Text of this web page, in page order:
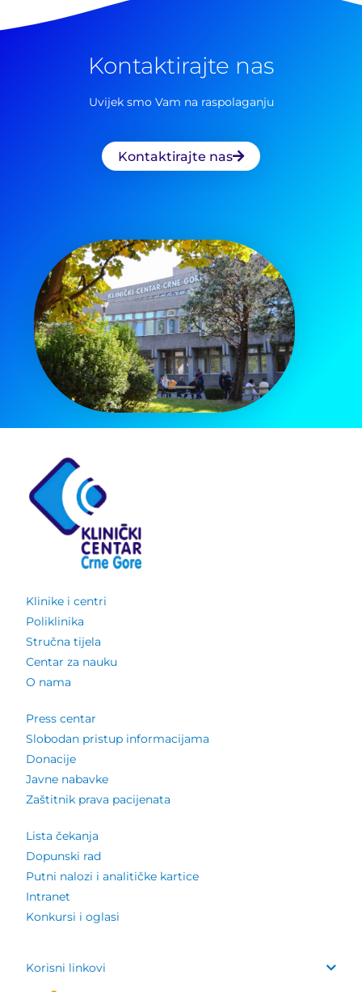
Kontaktirajte nas
Uvijek smo Vam na raspolaganju
Kontaktirajte nas
Klinike i centri
Poliklinika
Stručna tijela
Centar za nauku
O nama
Press centar
Slobodan pristup informacijama
Donacije
Javne nabavke
Zaštitnik prava pacijenata
Lista čekanja
Dopunski rad
Putni nalozi i analitičke kartice
Intranet
Konkursi i oglasi
Korisni linkovi